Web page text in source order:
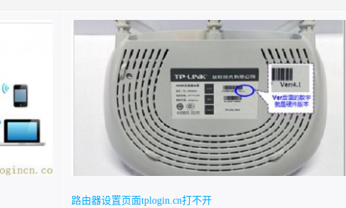
路由器设置页面tplogin.cn打不开